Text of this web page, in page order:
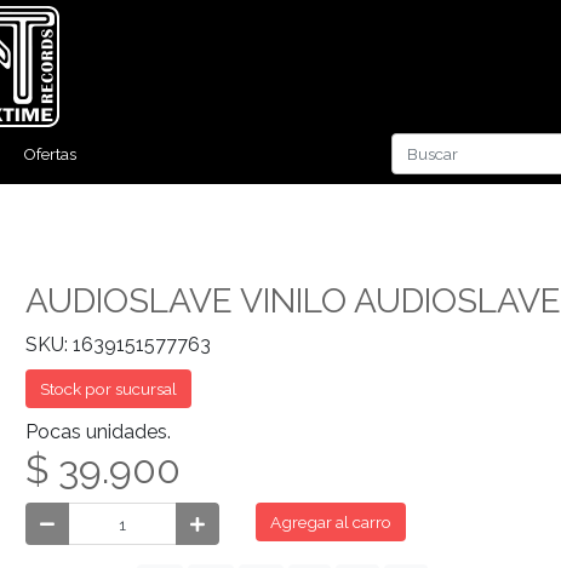
Ofertas
AUDIOSLAVE VINILO AUDIOSLAVE
SKU: 1639151577763
Stock por sucursal
Pocas unidades.
$ 39.900
Agregar al carro